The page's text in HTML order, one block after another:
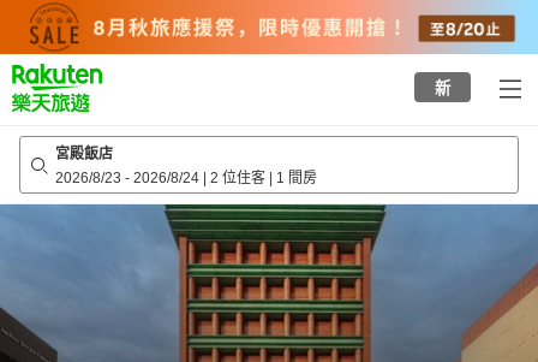
top
page
新
宮殿飯店
2026/8/23 - 2026/8/24 | 2 位住客 | 1 間房